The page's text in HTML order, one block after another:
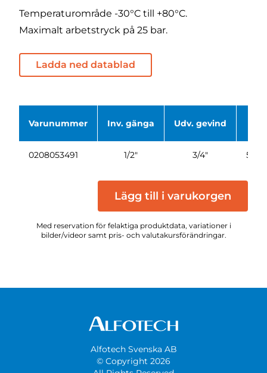
Temperaturområde -30°C till +80°C.
Maximalt arbetstryck på 25 bar.
Ladda ned datablad
Varunummer Inv. gänga Udv. gevind
0208053491 1/2" 3/4"
Lägg till i varukorgen
Med reservation för felaktiga produktdata, variationer i
bilder/videor samt pris- och valutakursförändringar.
Alfotech Svenska AB
© Copyright 2026